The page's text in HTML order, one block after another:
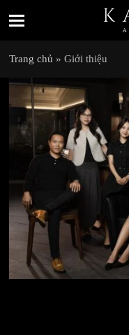
Trang chủ »Giới thiệu